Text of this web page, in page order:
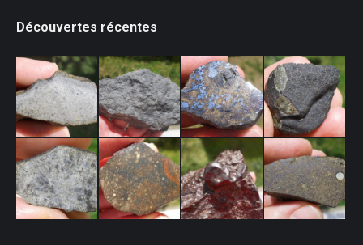
Découvertes récentes